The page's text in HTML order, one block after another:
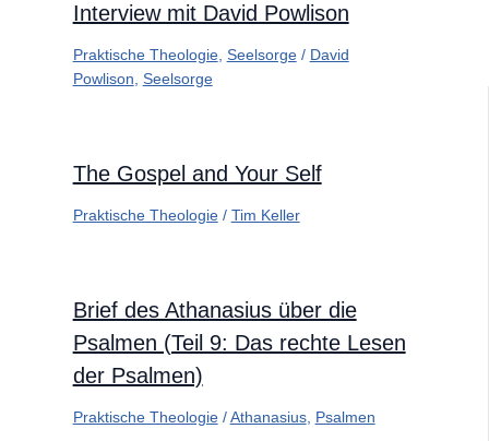
Interview mit David Powlison
Praktische Theologie, Seelsorge/ David
Powlison Seelsorge
The Gospel and Your Self
Praktische Theologie/ Tim Keller
Brief des Athanasius über die
Psalmen (Teil 9: Das rechte Lesen
der Psalmen)
Praktische Theologie/Athanasius, Psalmen